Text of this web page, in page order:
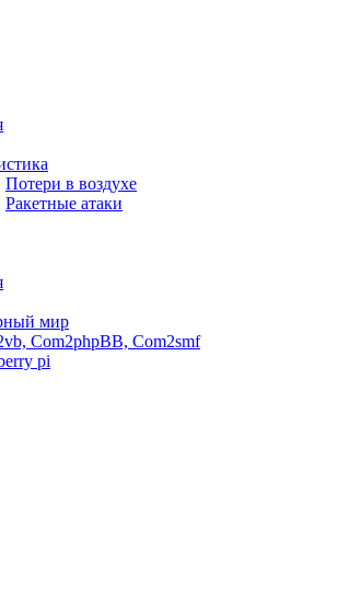
Потери в воздухе
Ракетные атаки
мир
Com2phpBB, Com2smf
pi